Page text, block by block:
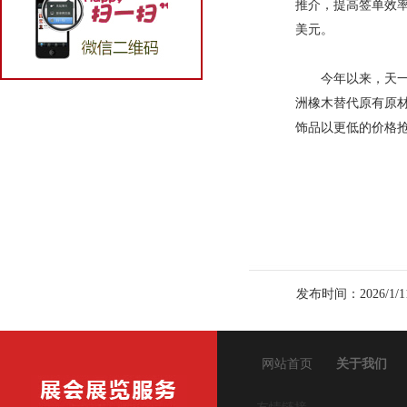
推介，提高签单效
美元。
今年以来，天
洲橡木替代原有原
饰品以更低的价格
发布时间：2026/1/
网站首页 关于我们